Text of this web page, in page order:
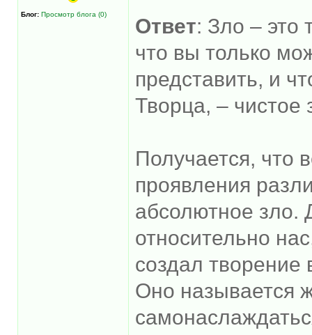
Блог: Просмотр блога (0)
Ответ: Зло – это
что вы только
представить, и
Творца, – чистое
Получается, что
проявления
абсолютное зло.
относительно
создал творение
Оно называется